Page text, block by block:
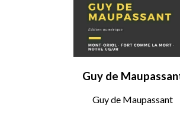
Guy de
Guy de Maupassant